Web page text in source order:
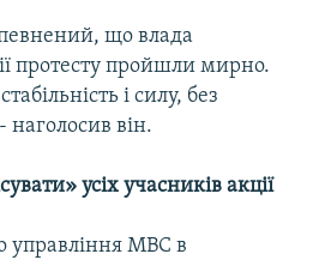
що влада
протесту пройшли мирно.
і силу, без
наголосив він.
усіх учасників акції
управління МВС в